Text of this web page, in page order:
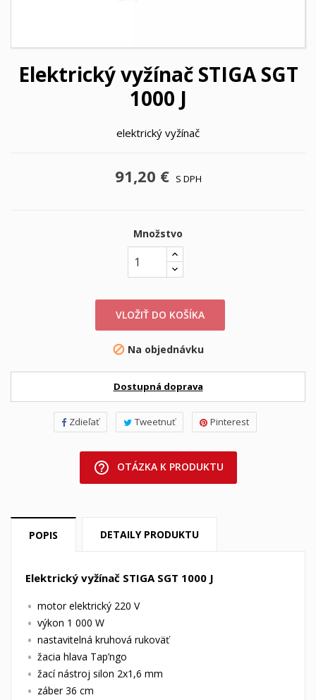
Elektrický vyžínač STIGA SGT
1000 J
elektrický vyžínač
91,20 € S DPH
Množstvo
VLOŽIŤ DO KOŠÍKA
 Na objednávku
Dostupná doprava
Zdieľať Tweetnuť Pinterest
help_outline OTÁZKA K PRODUKTU
POPIS DETAILY PRODUKTU
Elektrický vyžínač STIGA SGT 1000 J
motor elektrický 220 V
výkon 1 000 W
nastavitelná kruhová rukoväť
žacia hlava Tap’ngo
žací nástroj silon 2x1,6 mm
záber 36 cm